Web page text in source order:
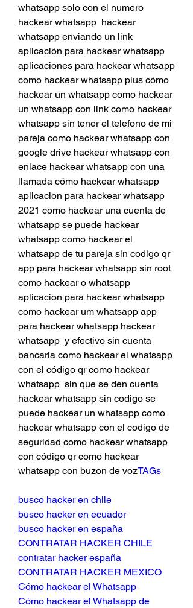
whatsapp solo con el numero
hackear whatsapp  hackear
whatsapp enviando un link
aplicación para hackear whatsapp
aplicaciones para hackear whatsapp
como hackear whatsapp plus cómo
hackear un whatsapp como hackear
un whatsapp con link como hackear
whatsapp sin tener el telefono de mi
pareja como hackear whatsapp con
google drive hackear whatsapp con
enlace hackear whatsapp con una
llamada cómo hackear whatsapp
aplicacion para hackear whatsapp
2021 como hackear una cuenta de
whatsapp se puede hackear
whatsapp como hackear el
whatsapp de tu pareja sin codigo qr
app para hackear whatsapp sin root
como hackear o whatsapp
aplicacion para hackear whatsapp
como hackear um whatsapp app
para hackear whatsapp hackear
whatsapp  y efectivo sin cuenta
bancaria como hackear el whatsapp
con el código qr como hackear
whatsapp  sin que se den cuenta
hackear whatsapp sin codigo se
puede hackear un whatsapp como
hackear whatsapp con el codigo de
seguridad como hackear whatsapp
con código qr como hackear
whatsapp con buzon de vozTAGs
busco hacker en chile
busco hacker en ecuador
busco hacker en españa
CONTRATAR HACKER CHILE
contratar hacker españa
CONTRATAR HACKER MEXICO
Cómo hackear el Whatsapp
Cómo hackear el Whatsapp de